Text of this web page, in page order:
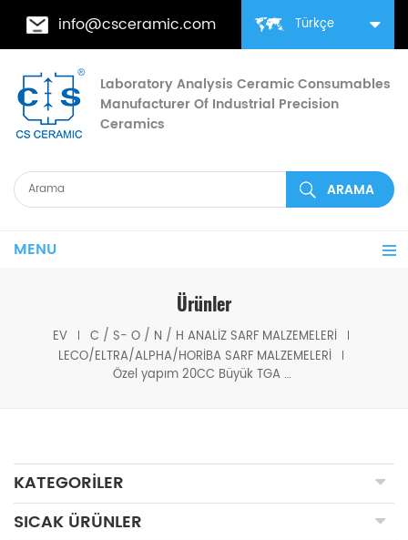
Türkçe
info@csceramic.com
Laboratory Analysis Ceramic Consumables
Manufacturer Of Industrial Precision
Ceramics
MENU
Ürünler
EV
C / S- O / N / H ANALIZ SARF MALZEMELERI
LECO/ELTRA/ALPHA/HORIBA SARF MALZEMELERI
Özel yapım 20CC Büyük TGA Seramik Pota 529-047 621-331(Sırsız)
KATEGORILER
SICAK ÜRÜNLER